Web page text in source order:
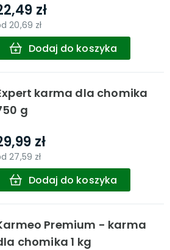
zł
20,69 zł
Dodaj do koszyka
karma dla chomika
g
zł
27,59 zł
Dodaj do koszyka
Premium - karma
chomika 1 kg